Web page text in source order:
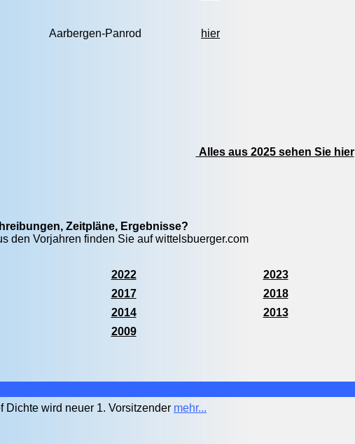
Aarbergen-Panrod hier
Alles aus 2025 sehen Sie hier
Zeitpläne, Ergebnisse?
den Vorjahren finden Sie auf wittelsbuerger.com
2022 2023
2017 2018
2014 2013
2009
Dichte wird neuer 1. Vorsitzender mehr...